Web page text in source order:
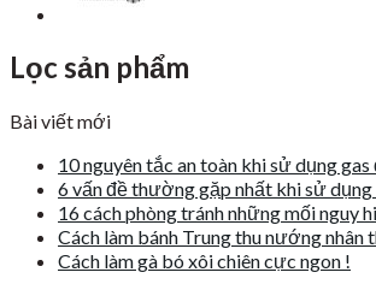
Lọc sản phẩm
Bài viết mới
10 nguyên tắc an toàn khi sử dụng gas
6 vấn đề thường gặp nhất khi sử
16 cách phòng tránh những mối nguy
Cách làm bánh Trung thu nướng nhân
Cách làm gà bó xôi chiên cực ngon !